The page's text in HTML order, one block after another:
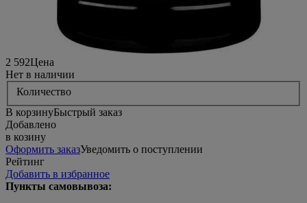
2 592Цена
Нет в наличии
Количество
В корзинуБыстрый заказ
Добавлено
в козину
Оформить заказУведомить о поступлении
Рейтинг
Добавить в избранное
Пункты самовывоза: